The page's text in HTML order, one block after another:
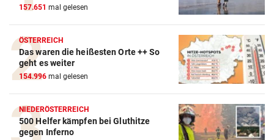
157.651 mal gelesen
ÖSTERREICH
Das waren die heißesten Orte ++ So
geht es weiter
154.996 mal gelesen
NIEDERÖSTERREICH
500 Helfer kämpfen bei Gluthitze
gegen Inferno
Action-Cam Vergleich
ZUM VERGLEICH
E-Bike Vergleich